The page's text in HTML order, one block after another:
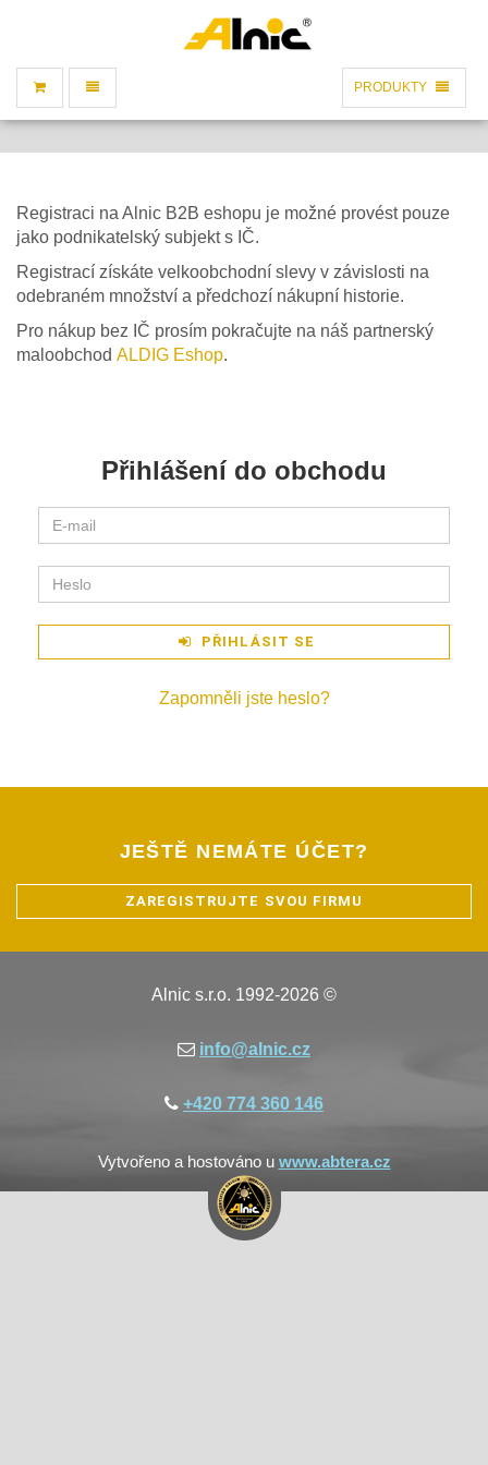
TOGGLE
NAVIGATION
REDIRECT
TO
SHOPPING
TOGGLE
NAVIGATION
PRODUKTY
Registraci na Alnic B2B eshopu je možné provést pouze
jako podnikatelský subjekt s IČ.
Registrací získáte velkoobchodní slevy v závislosti na
odebraném množství a předchozí nákupní historie.
Pro nákup bez IČ prosím pokračujte na náš partnerský
maloobchod ALDIG Eshop.
Přihlášení do obchodu
PŘIHLÁSIT SE
Zapomněli jste heslo?
JEŠTĚ NEMÁTE ÚČET?
ZAREGISTRUJTE SVOU FIRMU
Alnic s.r.o. 1992-2026 ©
info@alnic.cz
+420 774 360 146
Vytvořeno a hostováno u www.abtera.cz